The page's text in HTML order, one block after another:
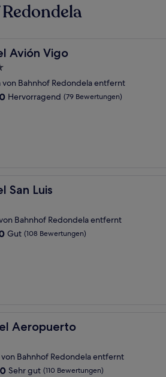
Avión Vigo
Vigo
von Bahnhof Redondela entfernt
Hervorragend (79 Bewertungen)
San Luis
Luis
von Bahnhof Redondela entfernt
Gut (108 Bewertungen)
Aeropuerto
Aeropuerto
von Bahnhof Redondela entfernt
Sehr gut (110 Bewertungen)